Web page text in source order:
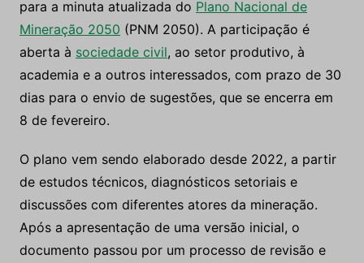
para a minuta atualizada do Plano Nacional de
Mineração 2050 (PNM 2050). A participação é
aberta à sociedade civil, ao setor produtivo, à
academia e a outros interessados, com prazo de 30
dias para o envio de sugestões, que se encerra em
8 de fevereiro.
O plano vem sendo elaborado desde 2022, a partir
de estudos técnicos, diagnósticos setoriais e
discussões com diferentes atores da mineração.
Após a apresentação de uma versão inicial, o
documento passou por um processo de revisão e